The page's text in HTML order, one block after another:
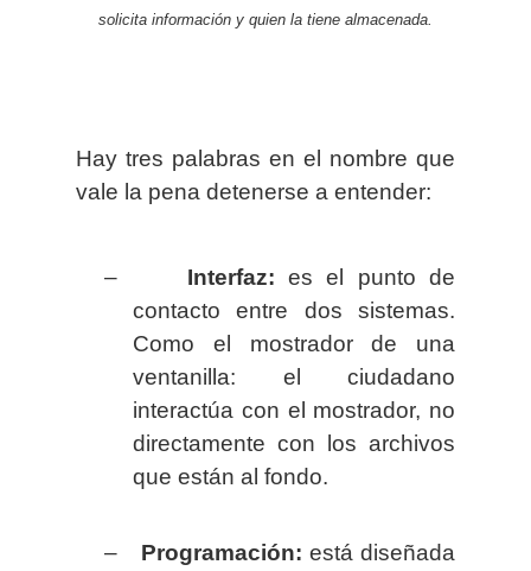
solicita información y quien la tiene almacenada.
Hay tres palabras en el nombre que
vale la pena detenerse a entender:
– Interfaz: es el punto de
contacto entre dos sistemas.
Como el mostrador de una
ventanilla: el ciudadano
interactúa con el mostrador, no
directamente con los archivos
que están al fondo.
– Programación: está diseñada